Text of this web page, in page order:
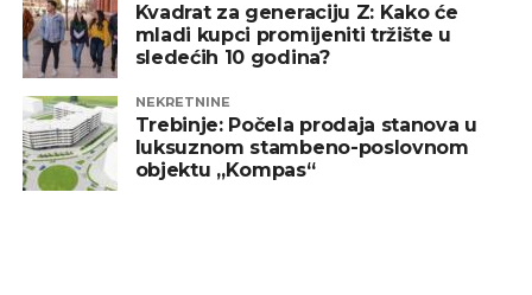
Kvadrat za generaciju Z: Kako će
mladi kupci promijeniti tržište u
sledećih 10 godina?
NEKRETNINE
Trebinje: Počela prodaja stanova u
luksuznom stambeno-poslovnom
objektu „Kompas“